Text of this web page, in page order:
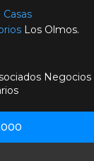
Los Olmos.
Negocios